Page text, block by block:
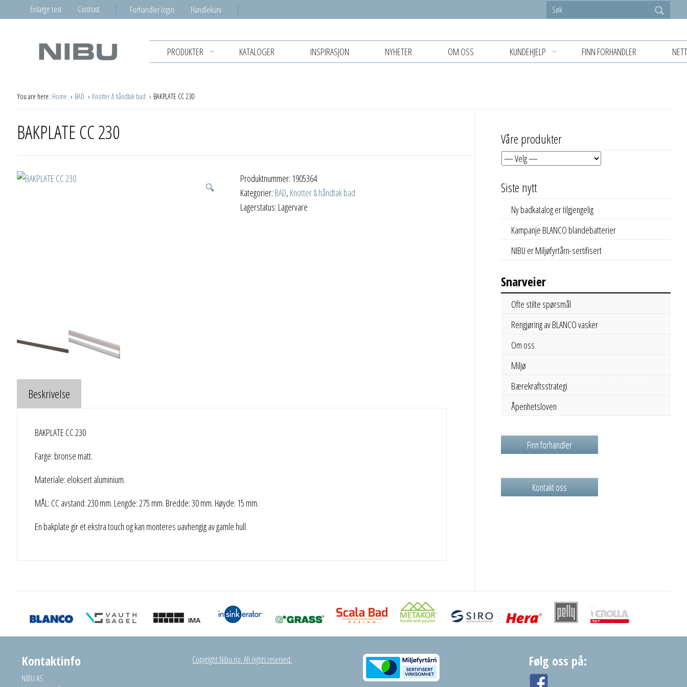
Enlarge text Contrast Forhandler login Handlekurv
PRODUKTER KATALOGER INSPIRASJON NYHETER OM OSS KUNDEHJELP FINN FORHANDLER
You are here: Home BAD Knotter & håndtak bad BAKPLATE CC 230
BAKPLATE CC 230
🔍
Produktnummer: 1905364
Kategorier: BAD, Knotter & håndtak bad
Lagerstatus: Lagervare
Beskrivelse
BAKPLATE CC 230
Farge: bronse matt.
Materiale: eloksert aluminium.
MÅL: CC avstand: 230 mm. Lengde: 275 mm. Bredde: 30 mm. Høyde: 15 mm.
En bakplate gir et ekstra touch og kan monteres uavhengig av gamle hull.
Våre produkter
Siste nytt
Ny badkatalog er tilgjengelig
Kampanje BLANCO blandebatterier
NIBU er Miljøfyrtårn-sertifisert
Snarveier
Ofte stilte spørsmål
Rengjøring av BLANCO vasker
Om oss
Miljø
Bærekraftsstrategi
Åpenhetsloven
Finn forhandler
Kontakt oss
Kontaktinfo
NIBU AS
Copyright Nibu.no. All rights reserved. Følg oss på: